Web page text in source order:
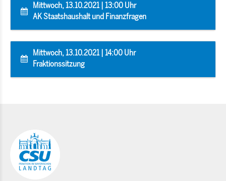
Mittwoch, 13.10.2021 | 13:00 Uhr
AK Staatshaushalt und Finanzfragen
Mittwoch, 13.10.2021 | 14:00 Uhr
Fraktionssitzung